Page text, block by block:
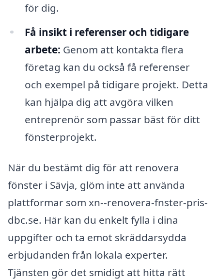
för dig.
Få insikt i referenser och tidigare
arbete: Genom att kontakta flera
företag kan du också få referenser
och exempel på tidigare projekt. Detta
kan hjälpa dig att avgöra vilken
entreprenör som passar bäst för ditt
fönsterprojekt.
När du bestämt dig för att renovera
fönster i Sävja, glöm inte att använda
plattformar som xn--renovera-fnster-pris-
dbc.se. Här kan du enkelt fylla i dina
uppgifter och ta emot skräddarsydda
erbjudanden från lokala experter.
Tjänsten gör det smidigt att hitta rätt